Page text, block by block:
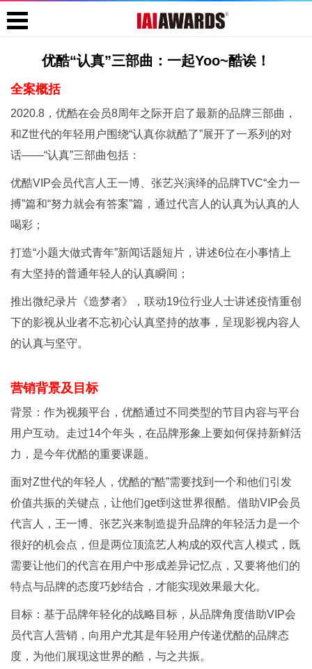
优酷“认真”三部曲：一起Yoo~酷诶！
全案概括
2020.8，优酷在会员8周年之际开启了最新的品牌三部曲，
和Z世代的年轻用户围绕“认真你就酷了”展开了一系列的对
话——“认真”三部曲包括：
优酷VIP会员代言人王一博、张艺兴演绎的品牌TVC“全力一
搏”篇和“努力就会有答案”篇，通过代言人的认真为认真的人
喝彩；
打造“小题大做式青年”新闻话题短片，讲述6位在小事情上
有大坚持的普通年轻人的认真瞬间；
推出微纪录片《造梦者》，联动19位行业人士讲述疫情重创
下的影视从业者不忘初心认真坚持的故事，呈现影视内容人
的认真与坚守。
营销背景及目标
背景：作为视频平台，优酷通过不同类型的节目内容与平台
用户互动。走过14个年头，在品牌形象上要如何保持新鲜活
力，是今年优酷的重要课题。
面对Z世代的年轻人，优酷的“酷”需要找到一个和他们引发
价值共振的关键点，让他们get到这世界很酷。借助VIP会员
代言人，王一博、张艺兴来制造提升品牌的年轻活力是一个
很好的机会点，但是两位顶流艺人构成的双代言人模式，既
需要让他们的代言在用户中形成差异记忆点，又要将他们的
特点与品牌的态度巧妙结合，才能实现效果最大化。
目标：基于品牌年轻化的战略目标，从品牌角度借助VIP会
员代言人营销，向用户尤其是年轻用户传递优酷的品牌态
度，为他们展现这世界的酷，与之共振。